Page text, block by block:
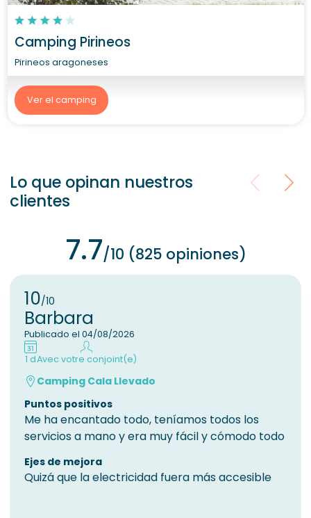
Camping Pirineos
Pirineos aragoneses
Ver el camping
Lo que opinan nuestros
clientes
7.7/10 (825 opiniones)
10/10
Barbara
Publicado el 04/08/2026
1 dAvec votre conjoint(e)
Camping Cala Llevado
Puntos positivos
Me ha encantado todo, teníamos todos los
servicios a mano y era muy fácil y cómodo todo
Ejes de mejora
Quizá que la electricidad fuera más accesible